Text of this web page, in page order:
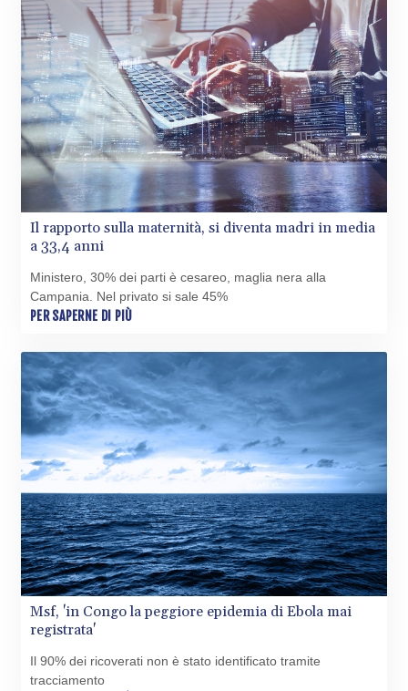
TJS 10.633568
TMT 4.058036
TND 3.386358
TRY 55.144784
TTD 7.812903
TWD 37.286072
TZS
3051.762079
UAH 51.625959
UGX
4293.946644
USD 1.156136
UZS
13785.828699
30295.956222
VUV 138.059733
WST 3.160483
XAF 655.948849
XAG 0.018188
XAU 0.000266
XCD 3.124515
XCG 2.077474
XDR 0.81579
XOF 655.948849
XPF 119.331742
YER 275.626884
ZAR 18.667336
ZMK
ZMW 21.75673
Il rapporto sulla maternità, si diventa madri in media
a 33,4 anni
Ministero, 30% dei parti è cesareo, maglia nera alla
Campania. Nel privato si sale 45%
PER SAPERNE DI PIÙ
Msf, 'in Congo la peggiore epidemia di Ebola mai
registrata'
Il 90% dei ricoverati non è stato identificato tramite
tracciamento